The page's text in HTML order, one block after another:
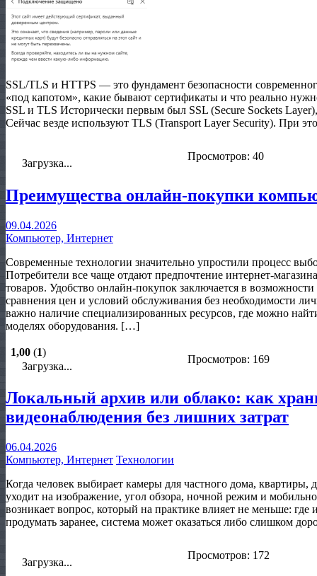
SSL/TLS и HTTPS — это фундамент безопасности
«под капотом», какие бывают сертификаты и что реально
SSL и TLS Исторически первым был SSL (Secure Sockets
Сейчас везде используют TLS (Transport Layer Security). При
Загрузка...
Просмотров: 40
Преимущества онлайн-покупки
09.04.2026
Компьютер, Интернет
Современные технологии значительно упростили процесс
Потребители все чаще отдают предпочтение интернет-
товаров. Удобство онлайн-покупок заключается в возможности
сравнения цен и условий обслуживания без необходимости
важно наличие специализированных ресурсов, где можно
моделях оборудования. […]
1,00 (1)
Загрузка...
Просмотров: 169
Локальный архив или облако: как
видеонаблюдения без лишних затрат
06.04.2026
Компьютер, Интернет Технологии
Когда человек выбирает камеры для частного дома,
уходит на изображение, угол обзора, ночной режим и
возникает вопрос, который на практике влияет не меньше:
продумать заранее, система может оказаться либо слишком
Загрузка...
Просмотров: 172